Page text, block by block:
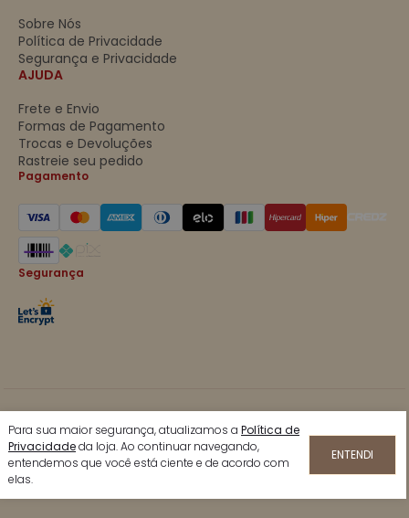
Para sua maior segurança, atualizamos a Política de
Privacidadeda loja. Ao continuar navegando,
entendemos que você está ciente e de acordo com
elas.
ENTENDI
Sobre Nós
Política de Privacidade
Segurança e Privacidade
AJUDA
Frete e Envio
Formas de Pagamento
Trocas e Devoluções
Rastreie seu pedido
Pagamento
Segurança
© 2026 Cantinho das Essências.
Todos os direitos reservados.